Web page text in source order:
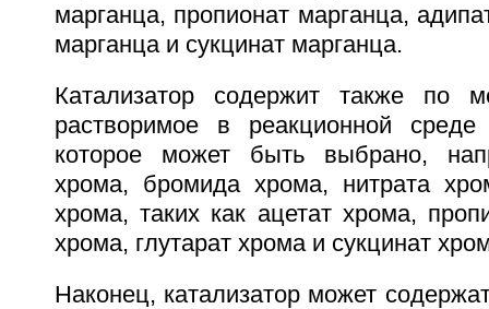
марганца, пропионат марганца,
марганца и сукцинат марганца.
Катализатор содержит также по
растворимое в реакционной
которое может быть выбрано,
хрома, бромида хрома, нитрата
хрома, таких как ацетат хрома,
хрома, глутарат хрома и сукцинат
Наконец, катализатор может